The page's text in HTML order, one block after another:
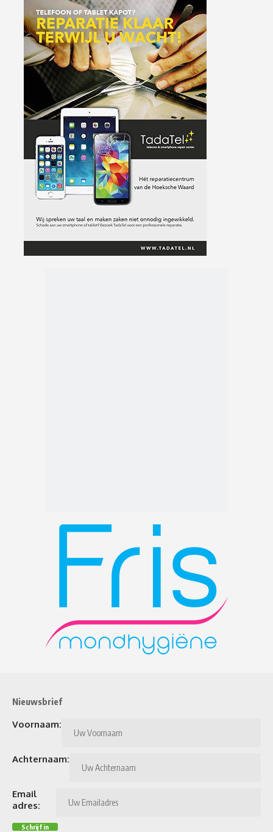
Nieuwsbrief
Voornaam:
Achternaam:
Email
adres: